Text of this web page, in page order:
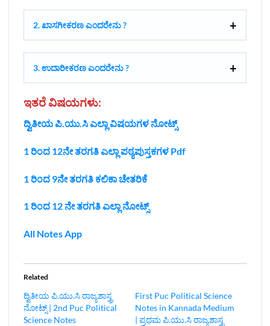
2. ಖಾಸಗೀಕರಣ ಎಂದರೇನು ?
3. ಉದಾರೀಕರಣ ಎಂದರೇನು ?
ಇತರೆ ವಿಷಯಗಳು:
ದ್ವಿತೀಯ ಪಿ.ಯು.ಸಿ ಎಲ್ಲಾ ವಿಷಯಗಳ ನೋಟ್ಸ್‌
1 ರಿಂದ 12ನೇ ತರಗತಿ ಎಲ್ಲಾ ಪಠ್ಯಪುಸ್ತಕಗಳ Pdf
1 ರಿಂದ 9ನೇ ತರಗತಿ ಕಲಿಕಾ ಚೇತರಿಕೆ
1 ರಿಂದ 12 ನೇ ತರಗತಿ ಎಲ್ಲಾ ನೋಟ್ಸ್
All Notes App
Related
ದ್ವಿತೀಯ ಪಿ.ಯು.ಸಿ ರಾಜ್ಯಶಾಸ್ತ್ರ
ನೋಟ್ಸ್‌ | 2nd Puc Political
Science Notes
First Puc Political Science
Notes in Kannada Medium
| ಪ್ರಥಮ ಪಿ.ಯು.ಸಿ ರಾಜ್ಯಶಾಸ್ತ್ರ